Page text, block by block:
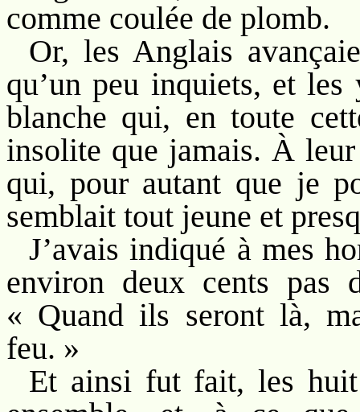
comme coulée de plomb.
Or, les Anglais
qu’un peu inquiets, et
blanche qui, en toute
insolite que jamais. À
qui, pour autant que je
semblait tout jeune et
J’avais indiqué à mes
environ deux cents
« Quand ils seront là,
feu. »
Et ainsi fut fait, les huit